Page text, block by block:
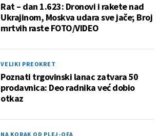
Rat – dan 1.623: Dronovi i rakete nad
Ukrajinom, Moskva udara sve jače; Broj
mrtvih raste FOTO/VIDEO
VELIKI PREOKRET
Poznati trgovinski lanac zatvara 50
prodavnica: Deo radnika već dobio
otkaz
NA KORAK OD PLEJ-OFA